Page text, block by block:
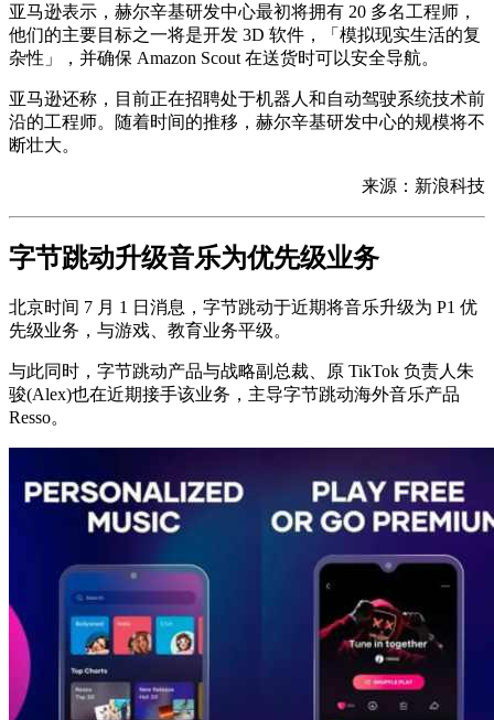
亚马逊表示，赫尔辛基研发中心最初将拥有 20 多名工程师，
他们的主要目标之一将是开发 3D 软件，「模拟现实生活的复
杂性」，并确保 Amazon Scout 在送货时可以安全导航。
亚马逊还称，目前正在招聘处于机器人和自动驾驶系统技术前
沿的工程师。随着时间的推移，赫尔辛基研发中心的规模将不
断壮大。
来源：新浪科技
字节跳动升级音乐为优先级业务
北京时间 7 月 1 日消息，字节跳动于近期将音乐升级为 P1 优
先级业务，与游戏、教育业务平级。
与此同时，字节跳动产品与战略副总裁、原 TikTok 负责人朱
骏(Alex)也在近期接手该业务，主导字节跳动海外音乐产品
Resso。